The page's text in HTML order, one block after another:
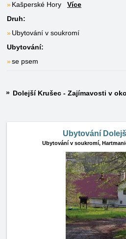
Kašperské Hory
Více
Druh:
Ubytování v soukromí
Ubytování:
se psem
Dolejší Krušec - Zajímavosti v
Ubytování
Ubytování v soukromí,